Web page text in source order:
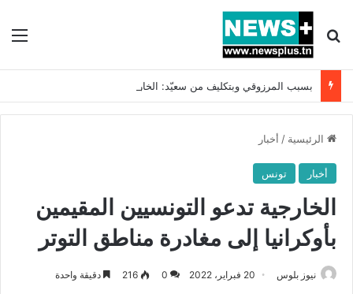
بحث عن
الرئيسية / أخبار
أخبار تونس
الخارجية تدعو التونسيين المقيمين
بأوكرانيا إلى مغادرة مناطق التوتر
نيوز بلوس 20 فبراير، 2022 0
216 دقيقة واحدة